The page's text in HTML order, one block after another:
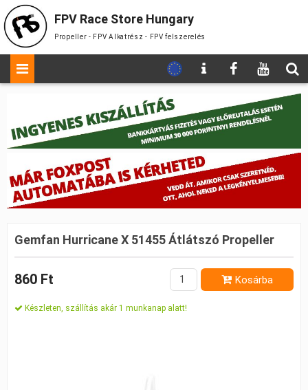
FPV Race Store Hungary
Propeller - FPV Alkatrész - FPV felszerelés
Gemfan Hurricane X 51455 Átlátszó Propeller
860 Ft Kosárba
Készleten, szállítás akár 1 munkanap alatt!